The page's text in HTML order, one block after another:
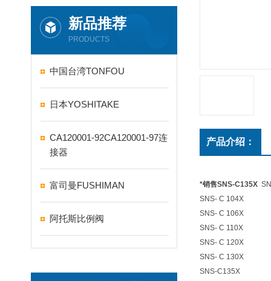
新品推荐
PRODUCTS
中国台湾TONFOU
日本YOSHITAKE
CA120001-92CA120001-97连
接器
富司曼FUSHIMAN
阿托斯比例阀
产品介绍：
*销售SNS-C135X
SNS- C 104X
SNS- C 106X
SNS- C 110X
SNS- C 120X
SNS- C 130X
SNS-C135X